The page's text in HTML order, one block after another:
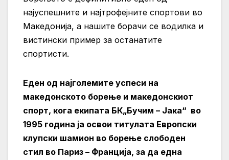
најуспешните и најтрофејните спортови во
Македонија, а нашите борачи се водилка и
вистински пример за останатите
спортисти.
Еден од најголемите успеси на
македонското борење и македонскиот
спорт, кога екипата БК„Бучим – Јака“ во
1995 година ја освои титулата Европски
клупски шамион во борење слободен
стил во Париз – Франција, за да една